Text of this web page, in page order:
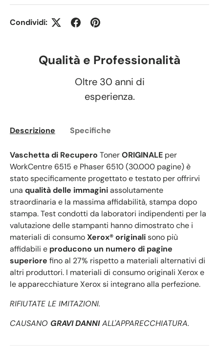
Condividi:
Qualità e Professionalità
Oltre 30 anni di
esperienza.
Descrizione Specifiche
Vaschetta di Recupero TonerORIGINALE per
WorkCentre 6515 e Phaser 6510 (30.000 pagine) è
stato specificamente progettato e testato per offrirvi
una qualità delle immaginiassolutamente
straordinaria e la massima affidabilità, stampa dopo
stampa. Test condotti da laboratori indipendenti per la
valutazione delle stampanti hanno dimostrato che i
materiali di consumoXerox® originalisono più
affidabili e producono un numero di pagine
superiore fino al 27% rispetto a materiali alternativi di
altri produttori. I materiali di consumo originali Xerox e
le apparecchiature Xerox si integrano alla perfezione.
RIFIUTATE LE IMITAZIONI.
CAUSANO GRAVI DANNIALL'APPARECCHIATURA.